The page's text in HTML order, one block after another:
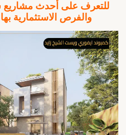
للتعرف على أحدث مشاريع
والفرص الاستثمارية